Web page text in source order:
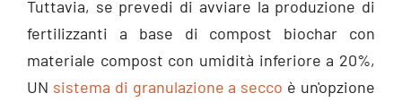
Tuttavia, se prevedi di avviare la produzione di
fertilizzanti a base di compost biochar con
materiale compost con umidità inferiore a 20%,
UN sistema di granulazione a secco è un'opzione